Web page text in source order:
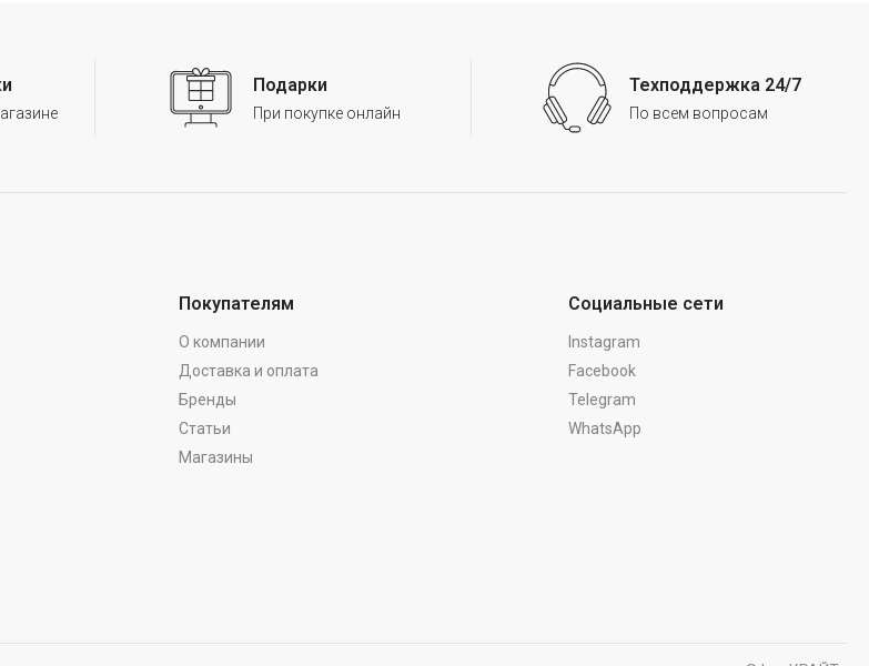
Подарки
При покупке онлайн
Техподдержка 24/7
По всем вопросам
Покупателям
О компании
Доставка и оплата
Бренды
Статьи
Магазины
Социальные сети
Instagram
Facebook
Telegram
WhatsApp